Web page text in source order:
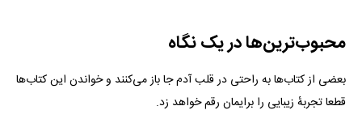
محبوب‌ترین‌ها در یک نگاه
بعضی از کتاب‌ها به راحتی در قلب آدم جا باز می‌کنند و خواندن این کتاب‌ها
قطعا تجربهٔ زیبایی را برایمان رقم خواهد زد.